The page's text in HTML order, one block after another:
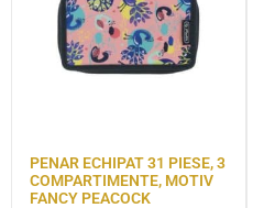
PENAR ECHIPAT 31 PIESE, 3
COMPARTIMENTE, MOTIV
FANCY PEACOCK